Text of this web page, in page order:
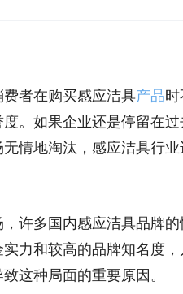
者在购买感应洁具产品
。如果企业还是停留在
情地淘汰，感应洁具行业
许多国内感应洁具品牌
力和较高的品牌知名度
这种局面的重要原因。